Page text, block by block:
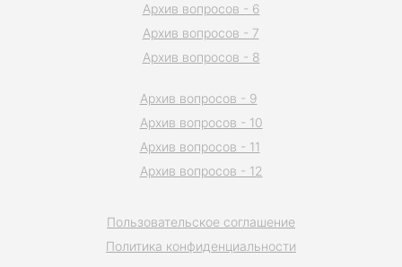
Пользовательское соглашение
Политика конфиденциальности
Архив вопросов - 6
Архив вопросов - 7
Архив вопросов - 8
Архив вопросов - 9
Архив вопросов - 10
Архив вопросов - 11
Архив вопросов - 12